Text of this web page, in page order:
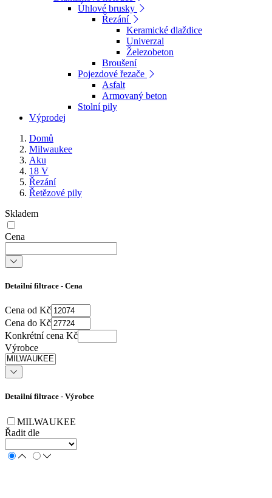
Úhlové brusky
Řezání
Keramické dlaždice
Univerzal
Železobeton
Broušení
Pojezdové řezače
Asfalt
Armovaný beton
Stolní pily
Výprodej
Domů
Milwaukee
Aku
18 V
Řezání
Řetězové pily
Skladem
Cena
Detailní filtrace - Cena
Cena od Kč
Cena do Kč
Konkrétní cena Kč
Výrobce
Detailní filtrace - Výrobce
MILWAUKEE
Řadit dle